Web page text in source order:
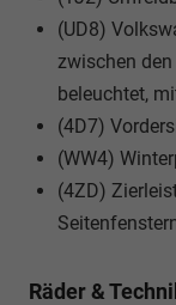
(UD8)
zwischen
beleuchtet,
(4D7)
(WW4)
(4ZD)
Räder &